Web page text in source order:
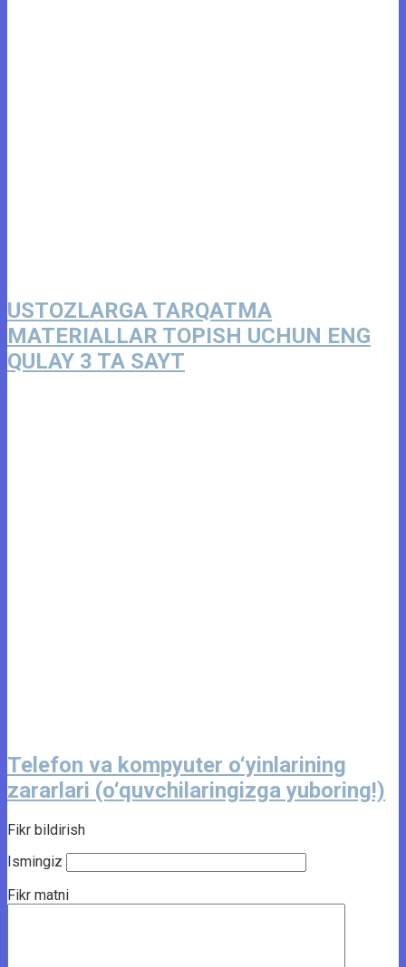
USTOZLARGA TARQATMA
MATERIALLAR TOPISH UCHUN ENG
QULAY 3 TA SAYT
Telefon va kompyuter o‘yinlarining
zararlari (o‘quvchilaringizga yuboring!)
Fikr bildirish
Ismingiz
Fikr matni